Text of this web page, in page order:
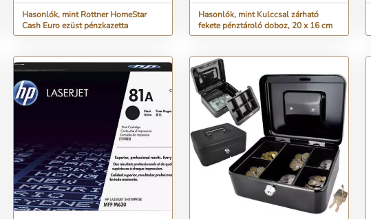
Hasonlók, mint Rottner HomeStar
Cash Euro ezüst pénzkazetta
Hasonlók, mint Kulccsal zárható
fekete pénztároló doboz, 20 x 16 cm